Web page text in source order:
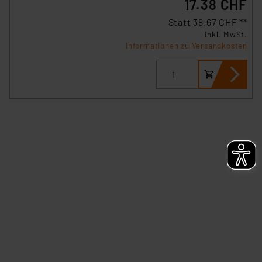
erteilte Zustimmung können Sie jederzeit unter dem
Die Rechtmäßigkeit der Speicherung, Abrufung und
Weiterverarbeitung dieser Daten zur Auswertung und
Analyse bis zum Zeitpunkt des Widerrufs bleibt hiervon
unberührt. Ihre Browser-Einstellungen können dazu
führen, dass die Einstellungen nicht längerfristig
„Einige Drittanbieter verarbeiten personenbezogene
Daten in den USA. Ihre Einwilligung zur Einbindung von
Cookies dieser Drittanbieter umfasst daher ggf. auch
17.38 CHF
Statt38.67 CHF **
inkl. MwSt.
Informationen zu Versandkosten